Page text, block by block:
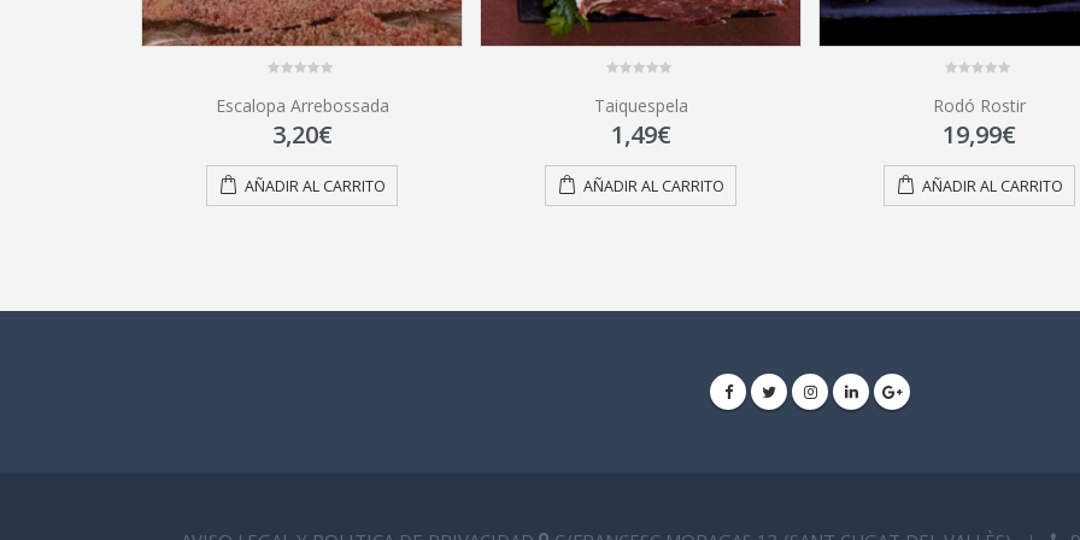
out
of
5
Escalopa Arrebossada
3,20€
AÑADIR AL CARRITO
out
of
5
Taiquespela
1,49€
AÑADIR AL CARRITO
out
of
5
Rodó Rostir
19,99€
AÑADIR AL CARRITO